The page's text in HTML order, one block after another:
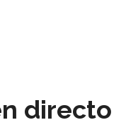
directo